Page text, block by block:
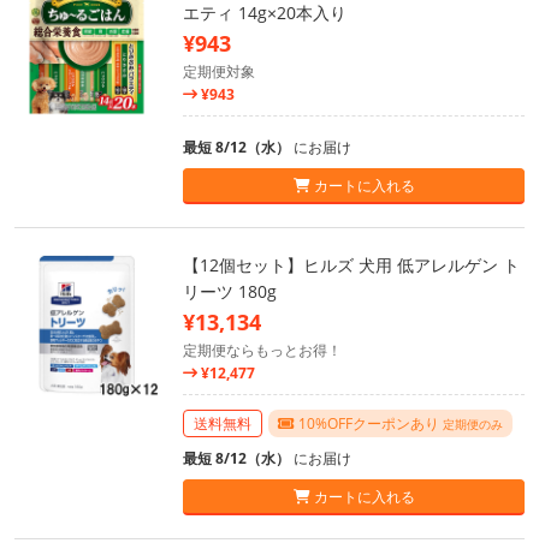
エティ 14g×20本入り
¥943
定期便対象
¥943
最短 8/12（水） にお届け
カートに入れる
【12個セット】ヒルズ 犬用 低アレルゲン ト
リーツ 180g
¥13,134
定期便ならもっとお得！
¥12,477
送料無料 10%OFFクーポンあり 定期便のみ
最短 8/12（水） にお届け
カートに入れる